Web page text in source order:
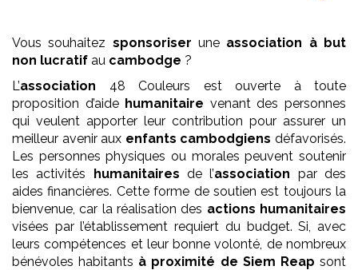
Vous souhaitez sponsoriser une association à but
non lucratif au cambodge ?
L’association 48 Couleurs est ouverte à toute
proposition d’aide humanitaire venant des personnes
qui veulent apporter leur contribution pour assurer un
meilleur avenir aux enfants cambodgiens défavorisés.
Les personnes physiques ou morales peuvent soutenir
les activités humanitaires de l’association par des
aides financières. Cette forme de soutien est toujours la
bienvenue, car la réalisation des actions humanitaires
visées par l’établissement requiert du budget. Si, avec
leurs compétences et leur bonne volonté, de nombreux
bénévoles habitants à proximité de Siem Reap sont